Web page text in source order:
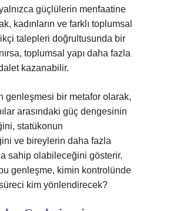
güçlülerin menfaatine
kadınların ve farklı toplumsal
talepleri doğrultusunda bir
toplumsal yapı daha fazla
kazanabilir.
genleşmesi bir metafor olarak,
arasındaki güç dengesinin
statükonun
ve bireylerin daha fazla
sahip olabileceğini gösterir.
genleşme, kimin kontrolünde
kim yönlendirecek?